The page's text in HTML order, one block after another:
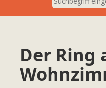
Der Ring